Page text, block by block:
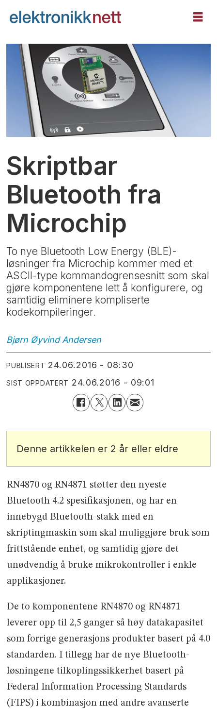
Skriptbar
Bluetooth fra
Microchip
To nye Bluetooth Low Energy (BLE)-
løsninger fra Microchip kommer med et
ASCII-type kommandogrensesnitt som skal
gjøre komponentene lett å konfigurere, og
samtidig eliminere kompliserte
kodekompileringer.
Bjørn Øyvind Andersen
PUBLISERT 24.06.2016 - 08:30
SIST OPPDATERT 24.06.2016 - 09:01
Denne artikkelen er 2 år eller eldre
RN4870 og RN4871 støtter den nyeste
Bluetooth 4.2 spesifikasjonen, og har en
innebygd Bluetooth-stakk med en
skriptingmaskin som skal muliggjøre bruk som
frittstående enhet, og samtidig gjøre det
unødvendig å bruke mikrokontroller i enkle
applikasjoner.
De to komponentene RN4870 og RN4871
leverer opp til 2,5 ganger så høy datakapasitet
som forrige generasjons produkter basert på 4.0
standarden. I tillegg har de nye Bluetooth-
løsningene tilkoplingssikkerhet basert på
Federal Information Processing Standards
(FIPS) i kombinasjon med andre avanserte